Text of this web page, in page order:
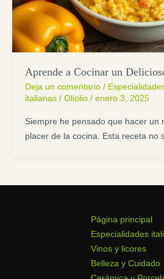
Aprende a Cocinar un
Deja un comentario /
italianas/ Oliolio / enero 3, 2025
Siempre he pensado que hacer un
placer de la cocina. Esta receta no
Página principal
Especialidades
Vinos y licores
Belleza y Cuidado